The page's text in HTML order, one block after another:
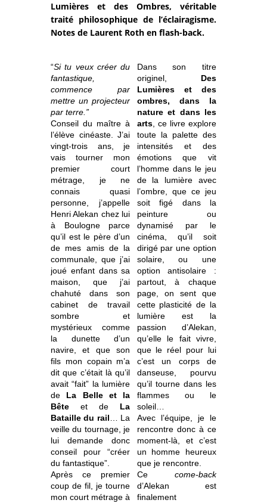
Lumières et des Ombres, véritable
traité philosophique de l’éclairagisme.
Notes de Laurent Roth en flash-back.
“Si tu veux créer du
fantastique,
commence par
mettre un projecteur
par terre.”
Conseil du maître à
l’élève cinéaste. J’ai
vingt-trois ans, je
vais tourner mon
premier court
métrage, je ne
connais quasi
personne, j’appelle
Henri Alekan chez lui
à Boulogne parce
qu’il est le père d’un
de mes amis de la
communale, que j’ai
joué enfant dans sa
maison, que j’ai
chahuté dans son
cabinet de travail
sombre et
mystérieux comme
la dunette d’un
navire, et que son
fils mon copain m’a
dit que c’était là qu’il
avait “fait” la lumière
de La Belle et la
Bêteet de La
Bataille du rail … La
veille du tournage, je
lui demande donc
conseil pour “créer
du fantastique”.
Après ce premier
coup de fil, je tourne
mon court métrage à
Dans son titre
originel, Des
Lumières et des
ombres, dans la
nature et dans les
arts, ce livre explore
toute la palette des
intensités et des
émotions que vit
l’homme dans le jeu
de la lumière avec
l’ombre, que ce jeu
soit figé dans la
peinture ou
dynamisé par le
cinéma, qu’il soit
dirigé par une option
solaire, ou une
option antisolaire :
partout, à chaque
page, on sent que
cette plasticité de la
lumière est la
passion d’Alekan,
qu’elle le fait vivre,
que le réel pour lui
c’est un corps de
danseuse, pourvu
qu’il tourne dans les
flammes ou le
soleil…
Avec l’équipe, je le
rencontre donc à ce
moment-là, et c’est
un homme heureux
que je rencontre.
Ce come-back
d’Alekan est
finalement